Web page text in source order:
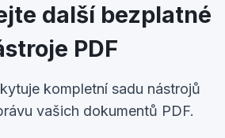
další bezplatné
PDF
kompletní sadu nástrojů
vašich dokumentů PDF.